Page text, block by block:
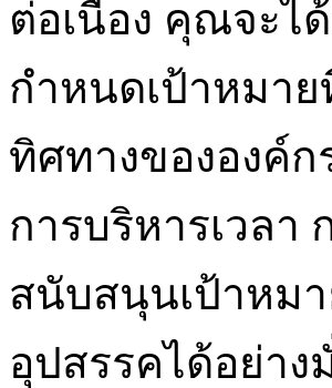
ต่อเนื่อง คุณจะได้
กำหนดเป้าหมา
ทิศทางขององค์ก
การบริหารเวลา
สนับสนุนเป้าหม
อุปสรรคได้อย่าง